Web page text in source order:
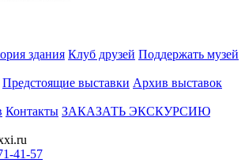
здания Клуб друзей Поддержать музей
Предстоящие выставки Архив выставок
Контакты ЗАКАЗАТЬ ЭКСКУРСИЮ
41-57